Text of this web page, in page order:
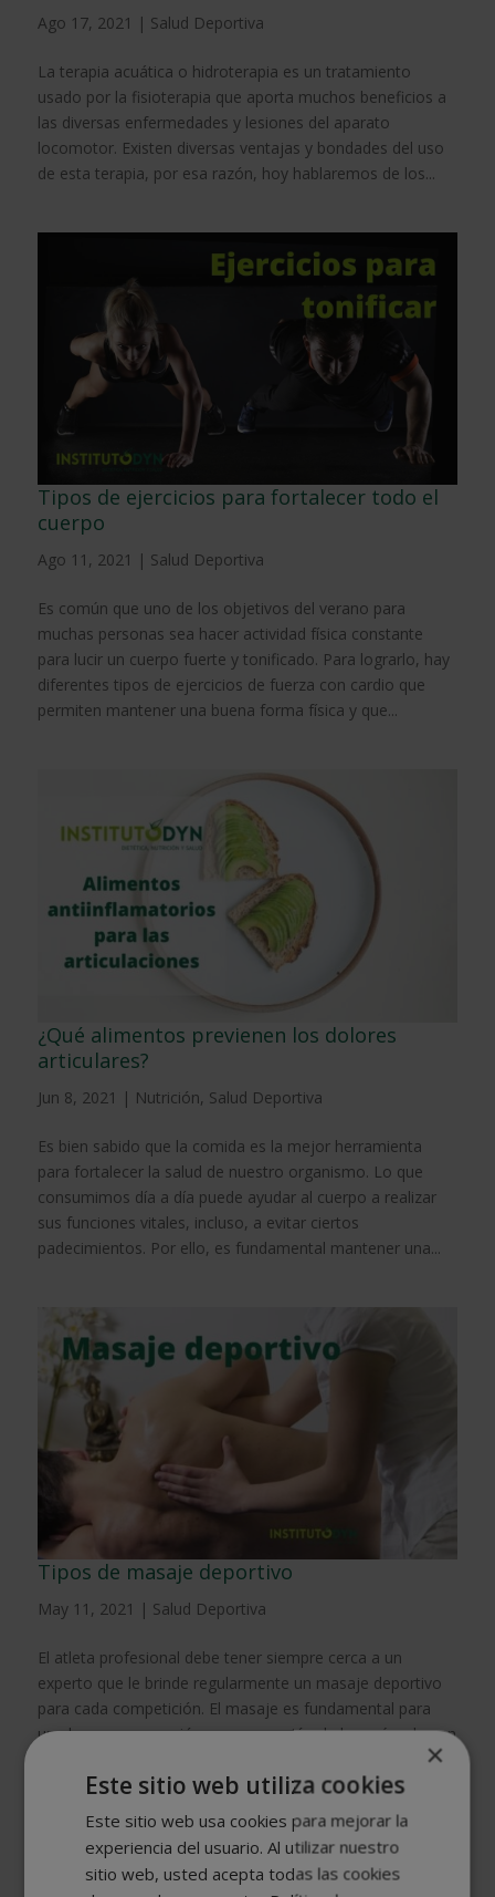
Ago 17, 2021 | Salud Deportiva
La terapia acuática o hidroterapia es un tratamiento
usado por la fisioterapia que aporta muchos beneficios a
las diversas enfermedades y lesiones del aparato
locomotor. Existen diversas ventajas y bondades del uso
de esta terapia, por esa razón, hoy hablaremos de los...
Tipos de ejercicios para fortalecer todo el
cuerpo
Ago 11, 2021 | Salud Deportiva
Es común que uno de los objetivos del verano para
muchas personas sea hacer actividad física constante
para lucir un cuerpo fuerte y tonificado. Para lograrlo, hay
diferentes tipos de ejercicios de fuerza con cardio que
permiten mantener una buena forma física y que...
¿Qué alimentos previenen los dolores
articulares?
Jun 8, 2021 | Nutrición, Salud Deportiva
Es bien sabido que la comida es la mejor herramienta
para fortalecer la salud de nuestro organismo. Lo que
consumimos día a día puede ayudar al cuerpo a realizar
sus funciones vitales, incluso, a evitar ciertos
padecimientos. Por ello, es fundamental mantener una...
Tipos de masaje deportivo
May 11, 2021 | Salud Deportiva
El atleta profesional debe tener siempre cerca a un
experto que le brinde regularmente un masaje deportivo
para cada competición. El masaje es fundamental para
una buena preparación o recuperación de los músculos en
×
Este sitio web utiliza cookies
Este sitio web usa cookies para mejorar la
experiencia del usuario. Al utilizar nuestro
sitio web, usted acepta todas las cookies